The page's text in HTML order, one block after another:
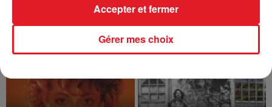
TITRES DIFFUSÉS
Gérer mes choix
Accepter et fermer